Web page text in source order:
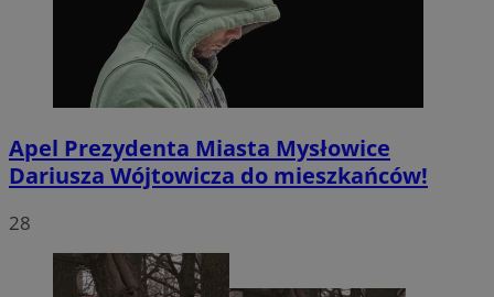
Apel Prezydenta Miasta Mysłowice
Dariusza Wójtowicza do mieszkańców!
28